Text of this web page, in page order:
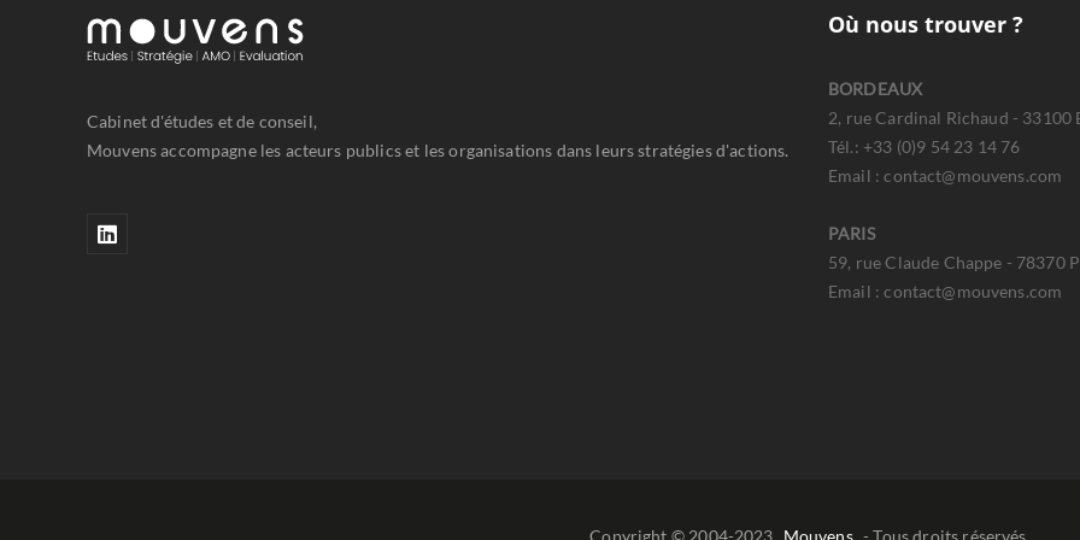
Cabinet d'études et de conseil,
Mouvens accompagne les acteurs publics et les organisations dans leurs stratégies d'actions.
Où nous trouver ?
BORDEAUX
2, rue Cardinal Richaud - 33100
Tél.: +33 (0)9 54 23 14 76
Email : contact@mouvens.com
PARIS
59, rue Claude Chappe - 78370
Email : contact@mouvens.com
Copyright © 2004-2023 Mouvens - Tous droits réservés.